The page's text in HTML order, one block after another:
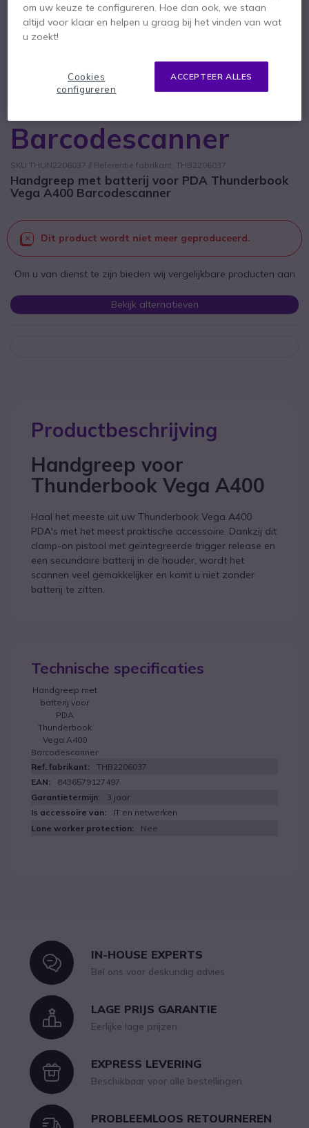
Handgreep met
batterij voor PDA
Thunderbook Vega
A400
Barcodescanner
SKU THUN2206037 // Referentie fabrikant: THB2206037
Handgreep met batterij voor PDA Thunderbook
Vega A400 Barcodescanner
Dit product wordt niet meer geproduceerd.
Om u van dienst te zijn bieden wij vergelijkbare producten aan
Bekijk alternatieven
Ga naar het begin van de afbeeldingen-gallerij
Productbeschrijving
Handgreep voor
Thunderbook Vega A400
Haal het meeste uit uw Thunderbook Vega A400
PDA's met het meest praktische accessoire. Dankzij dit
clamp-on pistool met geïntegreerde trigger release en
een secundaire batterij in de houder, wordt het
scannen veel gemakkelijker en komt u niet zonder
batterij te zitten.
Technische specificaties
Handgreep met
batterij voor
PDA
Thunderbook
Vega A400
Barcodescanner
THB2206037
8436579127497
3 jaar
IT en netwerken
Nee
IconIN-HOUSE EXPERTS
Bel ons voor deskundig advies
IconLAGE PRIJS GARANTIE
Eerlijke lage prijzen
IconEXPRESS LEVERING
Beschikbaar voor alle bestellingen
PROBLEEMLOOS RETOURNEREN
om uw keuze te configureren. Hoe dan ook, we staan
altijd voor klaar en helpen u graag bij het vinden van wat
u zoekt!
ACCEPTEER ALLES
Cookies
configureren